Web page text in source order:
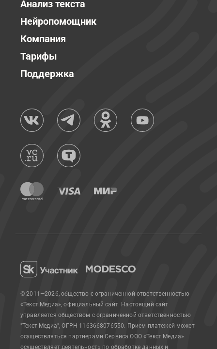
Анализ текста
Нейропомощник
Компания
Тарифы
Поддержка
© 2011—2026, общество с ограниченной ответственностью
«Текст Медиа», официальный сайт. Настоящий сайт
управляется обществом с ограниченной ответственностью
"Текст Медиа", ОГРН 1163668076550. Прием платежей может
осуществляться партнерами Сервиса.ООО «Текст Медиа»
осуществляет деятельность по обработке данных и